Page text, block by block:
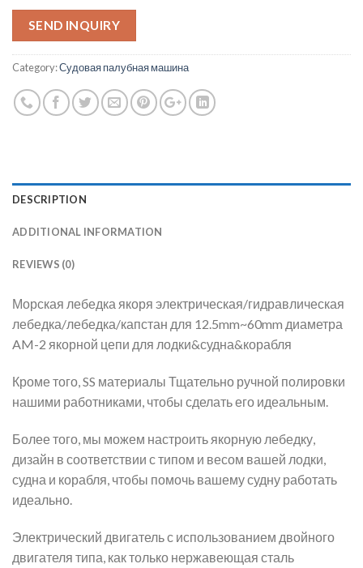
SEND INQUIRY
Category:Судовая палубная машина
DESCRIPTION
ADDITIONAL INFORMATION
REVIEWS (0)
Морская лебедка якоря электрическая/гидравлическая
лебедка/лебедка/капстан для 12.5mm~60mm диаметра
AM-2 якорной цепи для лодки&судна&корабля
Кроме того, SS материалы Тщательно ручной полировки
нашими работниками, чтобы сделать его идеальным.
Более того, мы можем настроить якорную лебедку,
дизайн в соответствии с типом и весом вашей лодки,
судна и корабля, чтобы помочь вашему судну работать
идеально.
Электрический двигатель с использованием двойного
двигателя типа, как только нержавеющая сталь